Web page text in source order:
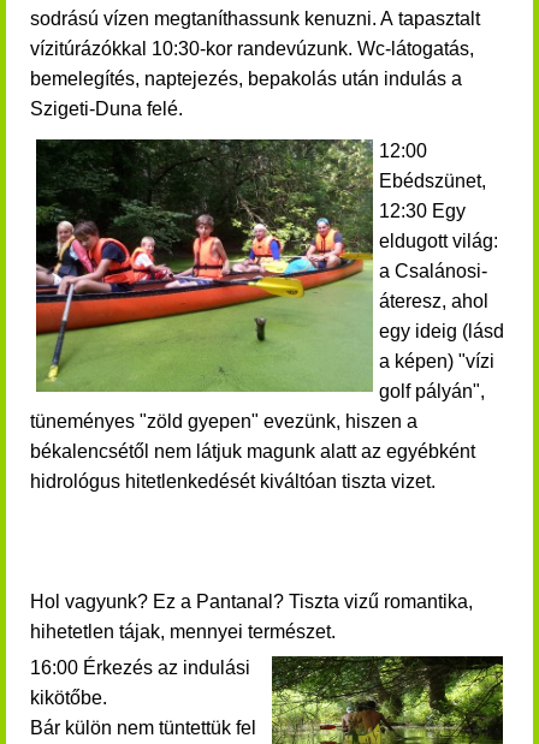
sodrású vízen megtaníthassunk kenuzni. A tapasztalt
vízitúrázókkal 10:30-kor randevúzunk. Wc-látogatás,
bemelegítés, naptejezés, bepakolás után indulás a
Szigeti-Duna felé.
12:00
Ebédszünet,
12:30 Egy
eldugott világ:
a Csalánosi-
áteresz, ahol
egy ideig (lásd
a képen) "vízi
golf pályán",
tüneményes "zöld gyepen" evezünk, hiszen a
békalencsétől nem látjuk magunk alatt az egyébként
hidrológus hitetlenkedését kiváltóan tiszta vizet.
Hol vagyunk? Ez a Pantanal? Tiszta vizű romantika,
hihetetlen tájak, mennyei természet.
16:00 Érkezés az indulási
kikötőbe.
Bár külön nem tüntettük fel